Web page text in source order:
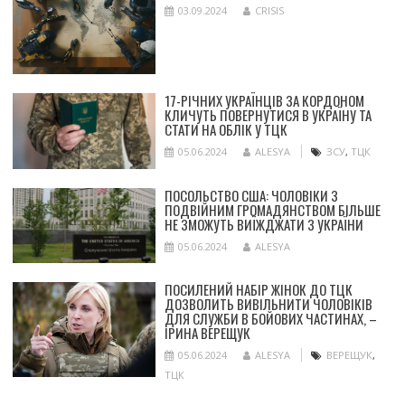
03.09.2024 CRISIS
17-РІЧНИХ УКРАЇНЦІВ ЗА КОРДОНОМ
КЛИЧУТЬ ПОВЕРНУТИСЯ В УКРАЇНУ ТА
СТАТИ НА ОБЛІК У ТЦК
05.06.2024 ALESYA ЗСУ, ТЦК
ПОСОЛЬСТВО США: ЧОЛОВІКИ З
ПОДВІЙНИМ ГРОМАДЯНСТВОМ БІЛЬШЕ
НЕ ЗМОЖУТЬ ВИЇЖДЖАТИ З УКРАЇНИ
05.06.2024 ALESYA
ПОСИЛЕНИЙ НАБІР ЖІНОК ДО ТЦК
ДОЗВОЛИТЬ ВИВІЛЬНИТИ ЧОЛОВІКІВ
ДЛЯ СЛУЖБИ В БОЙОВИХ ЧАСТИНАХ, –
ІРИНА ВЕРЕЩУК
05.06.2024 ALESYA ВЕРЕЩУК,
ТЦК